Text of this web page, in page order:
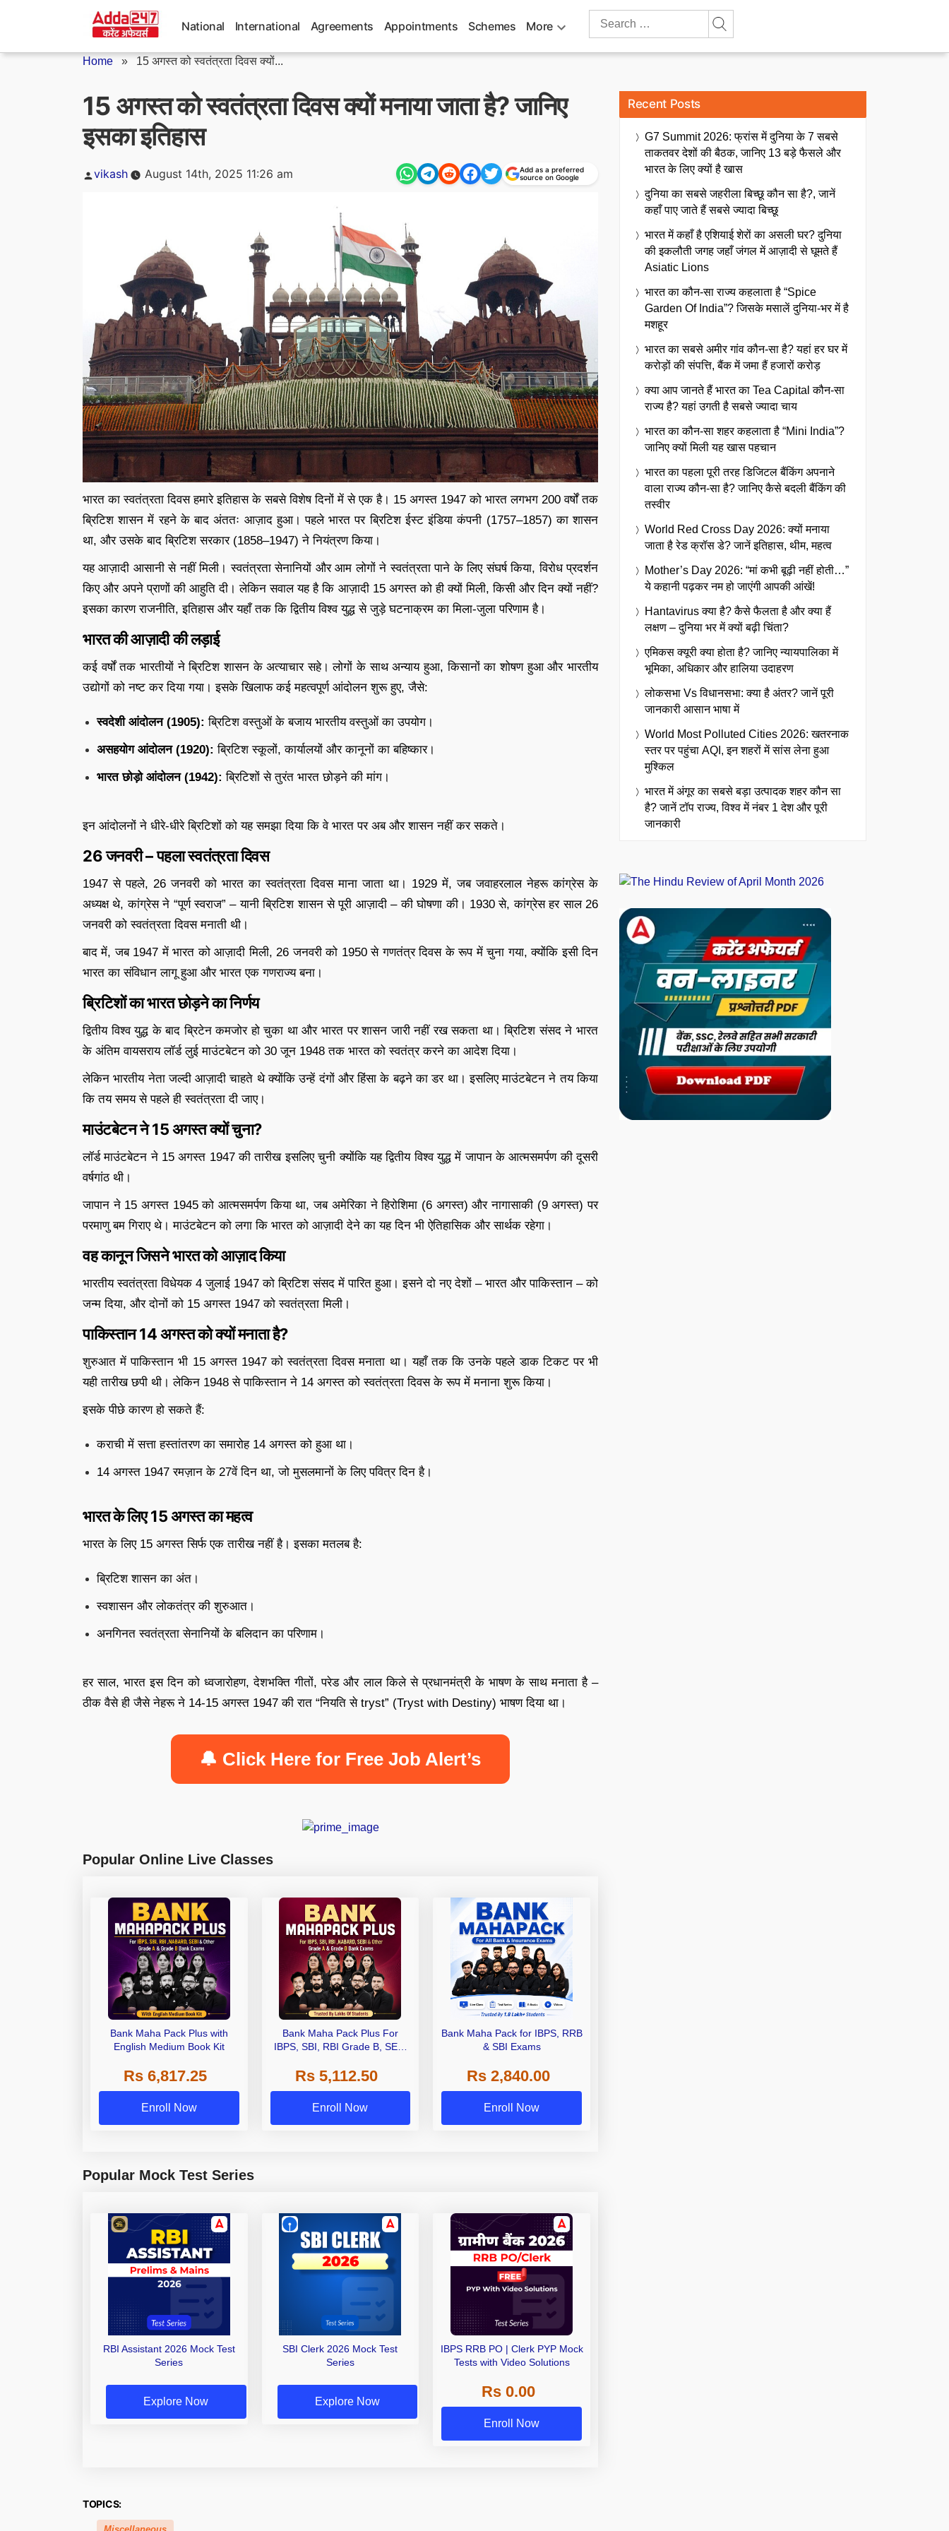
National International Agreements Appointments Schemes More
Search
Home » 15 अगस्त को स्वतंत्रता दिवस क्यों...
15 अगस्त को स्वतंत्रता दिवस क्यों मनाया जाता है? जानिए
इसका इतिहास
Posted
vikash August 14th, 2025 11:26 am
Add as a preferred
source on Google
भारत का स्वतंत्रता दिवस हमारे इतिहास के सबसे विशेष दिनों में से एक है। 15 अगस्त 1947 को भारत लगभग 200 वर्षों तक
ब्रिटिश शासन में रहने के बाद अंततः आज़ाद हुआ। पहले भारत पर ब्रिटिश ईस्ट इंडिया कंपनी (1757–1857) का शासन
था, और उसके बाद ब्रिटिश सरकार (1858–1947) ने नियंत्रण किया।
यह आज़ादी आसानी से नहीं मिली। स्वतंत्रता सेनानियों और आम लोगों ने स्वतंत्रता पाने के लिए संघर्ष किया, विरोध प्रदर्शन
किए और अपने प्राणों की आहुति दी। लेकिन सवाल यह है कि आज़ादी 15 अगस्त को ही क्यों मिली, किसी और दिन क्यों नहीं?
इसका कारण राजनीति, इतिहास और यहाँ तक कि द्वितीय विश्व युद्ध से जुड़े घटनाक्रम का मिला-जुला परिणाम है।
भारत की आज़ादी की लड़ाई
कई वर्षों तक भारतीयों ने ब्रिटिश शासन के अत्याचार सहे। लोगों के साथ अन्याय हुआ, किसानों का शोषण हुआ और भारतीय
उद्योगों को नष्ट कर दिया गया। इसके खिलाफ कई महत्वपूर्ण आंदोलन शुरू हुए, जैसे:
स्वदेशी आंदोलन (1905): ब्रिटिश वस्तुओं के बजाय भारतीय वस्तुओं का उपयोग।
असहयोग आंदोलन (1920): ब्रिटिश स्कूलों, कार्यालयों और कानूनों का बहिष्कार।
भारत छोड़ो आंदोलन (1942): ब्रिटिशों से तुरंत भारत छोड़ने की मांग।
इन आंदोलनों ने धीरे-धीरे ब्रिटिशों को यह समझा दिया कि वे भारत पर अब और शासन नहीं कर सकते।
26 जनवरी – पहला स्वतंत्रता दिवस
1947 से पहले, 26 जनवरी को भारत का स्वतंत्रता दिवस माना जाता था। 1929 में, जब जवाहरलाल नेहरू कांग्रेस के
अध्यक्ष थे, कांग्रेस ने “पूर्ण स्वराज” – यानी ब्रिटिश शासन से पूरी आज़ादी – की घोषणा की। 1930 से, कांग्रेस हर साल 26
जनवरी को स्वतंत्रता दिवस मनाती थी।
बाद में, जब 1947 में भारत को आज़ादी मिली, 26 जनवरी को 1950 से गणतंत्र दिवस के रूप में चुना गया, क्योंकि इसी दिन
भारत का संविधान लागू हुआ और भारत एक गणराज्य बना।
ब्रिटिशों का भारत छोड़ने का निर्णय
द्वितीय विश्व युद्ध के बाद ब्रिटेन कमजोर हो चुका था और भारत पर शासन जारी नहीं रख सकता था। ब्रिटिश संसद ने भारत
के अंतिम वायसराय लॉर्ड लुई माउंटबेटन को 30 जून 1948 तक भारत को स्वतंत्र करने का आदेश दिया।
लेकिन भारतीय नेता जल्दी आज़ादी चाहते थे क्योंकि उन्हें दंगों और हिंसा के बढ़ने का डर था। इसलिए माउंटबेटन ने तय किया
कि तय समय से पहले ही स्वतंत्रता दी जाए।
माउंटबेटन ने 15 अगस्त क्यों चुना?
लॉर्ड माउंटबेटन ने 15 अगस्त 1947 की तारीख इसलिए चुनी क्योंकि यह द्वितीय विश्व युद्ध में जापान के आत्मसमर्पण की दूसरी
वर्षगांठ थी।
जापान ने 15 अगस्त 1945 को आत्मसमर्पण किया था, जब अमेरिका ने हिरोशिमा (6 अगस्त) और नागासाकी (9 अगस्त) पर
परमाणु बम गिराए थे। माउंटबेटन को लगा कि भारत को आज़ादी देने का यह दिन भी ऐतिहासिक और सार्थक रहेगा।
वह कानून जिसने भारत को आज़ाद किया
भारतीय स्वतंत्रता विधेयक 4 जुलाई 1947 को ब्रिटिश संसद में पारित हुआ। इसने दो नए देशों – भारत और पाकिस्तान – को
जन्म दिया, और दोनों को 15 अगस्त 1947 को स्वतंत्रता मिली।
पाकिस्तान 14 अगस्त को क्यों मनाता है?
शुरुआत में पाकिस्तान भी 15 अगस्त 1947 को स्वतंत्रता दिवस मनाता था। यहाँ तक कि उनके पहले डाक टिकट पर भी
यही तारीख छपी थी। लेकिन 1948 से पाकिस्तान ने 14 अगस्त को स्वतंत्रता दिवस के रूप में मनाना शुरू किया।
इसके पीछे कारण हो सकते हैं:
कराची में सत्ता हस्तांतरण का समारोह 14 अगस्त को हुआ था।
14 अगस्त 1947 रमज़ान के 27वें दिन था, जो मुसलमानों के लिए पवित्र दिन है।
भारत के लिए 15 अगस्त का महत्व
भारत के लिए 15 अगस्त सिर्फ एक तारीख नहीं है। इसका मतलब है:
ब्रिटिश शासन का अंत।
स्वशासन और लोकतंत्र की शुरुआत।
अनगिनत स्वतंत्रता सेनानियों के बलिदान का परिणाम।
हर साल, भारत इस दिन को ध्वजारोहण, देशभक्ति गीतों, परेड और लाल किले से प्रधानमंत्री के भाषण के साथ मनाता है –
ठीक वैसे ही जैसे नेहरू ने 14-15 अगस्त 1947 की रात “नियति से tryst” (Tryst with Destiny) भाषण दिया था।
🔔 Click Here for Free Job Alert’s
Popular Online Live Classes
Bank Maha Pack Plus with
English Medium Book Kit
Rs 6,817.25
Enroll Now
Bank Maha Pack Plus For
IBPS, SBI, RBI Grade B, SEBI
Other Grade A & Grade B Bank
Exams
Rs 5,112.50
Enroll Now
Bank Maha Pack for IBPS, RRB
& SBI Exams
Rs 2,840.00
Enroll Now
Popular Mock Test Series
RBI Assistant 2026 Mock Test
Series
Explore Now
SBI Clerk 2026 Mock Test
Series
Explore Now
IBPS RRB PO | Clerk PYP Mock
Tests with Video Solutions
Rs 0.00
Enroll Now
TOPICS:
Recent Posts
G7 Summit 2026: फ्रांस में दुनिया के 7 सबसे
ताकतवर देशों की बैठक, जानिए 13 बड़े फैसले और
भारत के लिए क्यों है खास
दुनिया का सबसे जहरीला बिच्छू कौन सा है?, जानें
कहाँ पाए जाते हैं सबसे ज्यादा बिच्छू
भारत में कहाँ है एशियाई शेरों का असली घर? दुनिया
की इकलौती जगह जहाँ जंगल में आज़ादी से घूमते हैं
Asiatic Lions
भारत का कौन-सा राज्य कहलाता है “Spice
Garden Of India”? जिसके मसालें दुनिया-भर में है
मशहूर
भारत का सबसे अमीर गांव कौन-सा है? यहां हर घर में
करोड़ों की संपत्ति, बैंक में जमा हैं हजारों करोड़
क्या आप जानते हैं भारत का Tea Capital कौन-सा
राज्य है? यहां उगती है सबसे ज्यादा चाय
भारत का कौन-सा शहर कहलाता है “Mini India”?
जानिए क्यों मिली यह खास पहचान
भारत का पहला पूरी तरह डिजिटल बैंकिंग अपनाने
वाला राज्य कौन-सा है? जानिए कैसे बदली बैंकिंग की
तस्वीर
World Red Cross Day 2026: क्यों मनाया
जाता है रेड क्रॉस डे? जानें इतिहास, थीम, महत्व
Mother’s Day 2026: “मां कभी बूढ़ी नहीं होती…”
ये कहानी पढ़कर नम हो जाएंगी आपकी आंखें!
Hantavirus क्या है? कैसे फैलता है और क्या हैं
लक्षण – दुनिया भर में क्यों बढ़ी चिंता?
एमिकस क्यूरी क्या होता है? जानिए न्यायपालिका में
भूमिका, अधिकार और हालिया उदाहरण
लोकसभा Vs विधानसभा: क्या है अंतर? जानें पूरी
जानकारी आसान भाषा में
World Most Polluted Cities 2026: खतरनाक
स्तर पर पहुंचा AQI, इन शहरों में सांस लेना हुआ
मुश्किल
भारत में अंगूर का सबसे बड़ा उत्पादक शहर कौन सा
है? जानें टॉप राज्य, विश्व में नंबर 1 देश और पूरी
जानकारी